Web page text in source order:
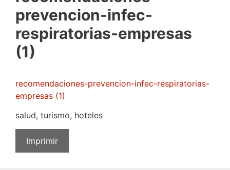
prevencion-infec-
respiratorias-empresas
(1)
recomendaciones-prevencion-infec-respiratorias-
empresas (1)
salud, turismo, hoteles
Imprimir